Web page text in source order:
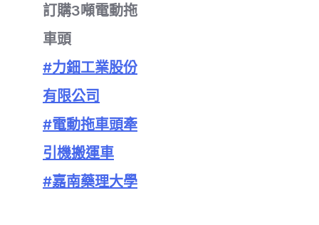
訂購3噸電動拖
車頭
#力鈿工業股份
有限公司
#電動拖車頭牽
引機搬運車
#嘉南藥理大學